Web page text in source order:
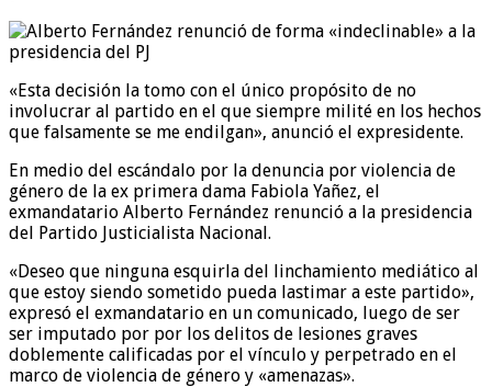
«Esta decisión la tomo con el único propósito de no
involucrar al partido en el que siempre milité en los hechos
que falsamente se me endilgan», anunció el expresidente.
En medio del escándalo por la denuncia por violencia de
género de la ex primera dama Fabiola Yañez, el
exmandatario Alberto Fernández renunció a la presidencia
del Partido Justicialista Nacional.
«Deseo que ninguna esquirla del linchamiento mediático al
que estoy siendo sometido pueda lastimar a este partido»,
expresó el exmandatario en un comunicado, luego de ser
ser imputado por por los delitos de lesiones graves
doblemente calificadas por el vínculo y perpetrado en el
marco de violencia de género y «amenazas».